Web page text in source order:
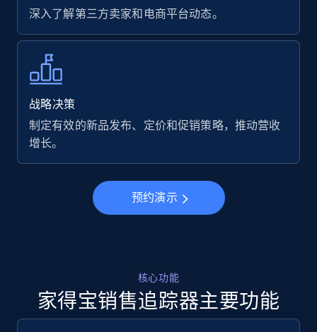
深入了解第三方卖家和电商平台动态。
战略决策
制定有效的新品发布、定价和促销策略，推动营收
增长。
预约演示
核心功能
家得宝销售追踪器主要功能